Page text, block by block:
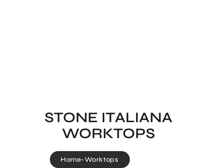
STONE ITALIANA
WORKTOPS
Home-Worktops